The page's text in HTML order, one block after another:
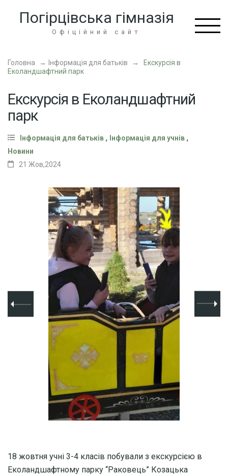
Enter)
Погірцівська гімназія
Офіційний сайт
Головна → Інформація для батьків →
Екскурсія в
Еколандшафтний парк
Екскурсія в Еколандшафтний
парк
Інформація для батьків , Інформація для учнів ,
Новини
21 Жов,2024
18 жовтня учні 3-4 класів побували з екскурсією в
Еколандшафтному парку “Раковець” Козацька